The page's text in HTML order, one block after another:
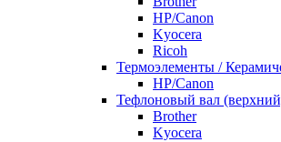
HP/Canon
Kyocera
Ricoh
Термоэлементы /
HP/Canon
Тефлоновый вал
Brother
Kyocera